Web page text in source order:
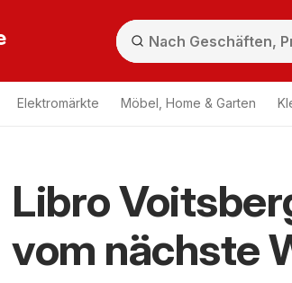
Elektromärkte Möbel, Home & Garten
Libro
vom nächste